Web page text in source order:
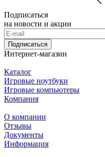
Подписаться
на новости и акции
Подписаться
Интернет-магазин
Каталог
Игровые ноутбуки
Игровые компьютеры
Компания
О компании
Отзывы
Документы
Информация